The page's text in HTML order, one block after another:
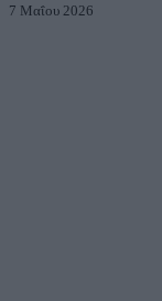
7 Μαΐου 2026